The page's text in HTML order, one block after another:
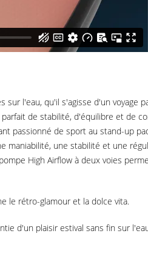
l'eau, qu'il s'agisse d'un voyage
de stabilité, d'équilibre et de
passionné de sport au stand-up
une stabilité et une
High Airflow à deux voies
le rétro-glamour et la dolce vita.
d'un plaisir estival sans fin sur